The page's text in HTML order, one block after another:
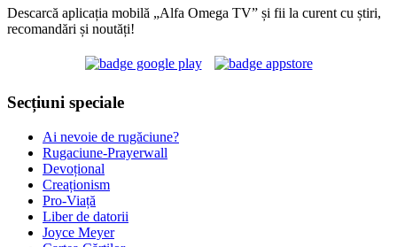
Descarcă aplicația mobilă „Alfa Omega TV” și fii la curent cu știri,
recomandări și noutăți!
Secțiuni speciale
Ai nevoie de rugăciune?
Rugaciune-Prayerwall
Devoțional
Creaționism
Pro-Viață
Liber de datorii
Joyce Meyer